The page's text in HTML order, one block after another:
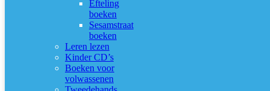
Efteling
boeken
Sesamstraat
boeken
Leren lezen
Kinder CD’s
Boeken voor
volwassenen